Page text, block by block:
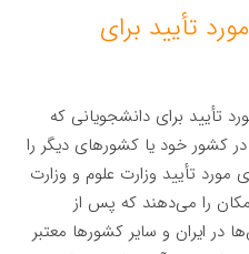
تأیید برای
تأیید برای دانشجویانی که
کشور خود یا کشورهای دیگر را
مورد تأیید وزارت علوم و وزارت
را می‌دهند که پس از
در ایران و سایر کشورها معتبر